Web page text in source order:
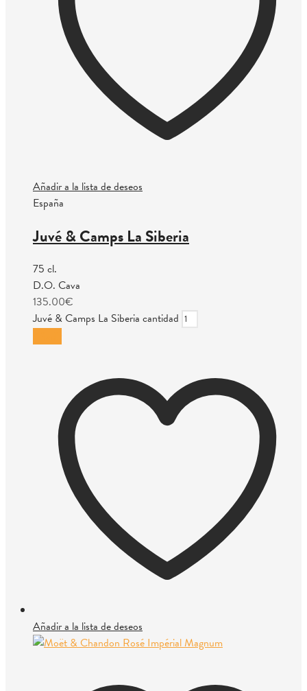
Añadir a la lista de deseos
España
Juvé & Camps La Siberia
75 cl.
D.O. Cava
135.00€
Juvé & Camps La Siberia cantidad
Añadir a la lista de deseos